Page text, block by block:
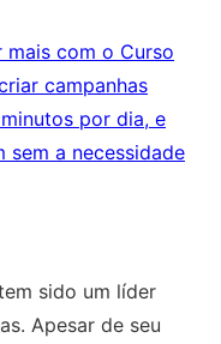
mais com o Curso
campanhas
por dia, e
sem a necessidade
sido um líder
Apesar de seu